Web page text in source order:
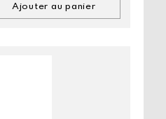
Ajouter au panier